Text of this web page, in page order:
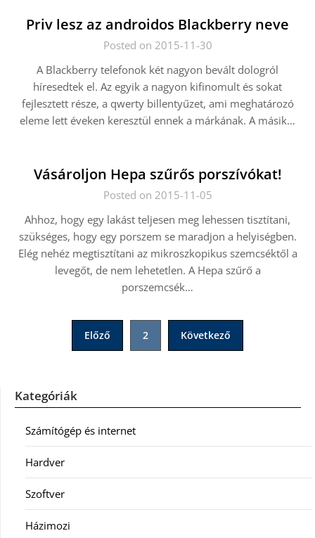
Priv lesz az androidos Blackberry neve
Posted on 2015-11-30
A Blackberry telefonok két nagyon bevált dologról
híresedtek el. Az egyik a nagyon kifinomult és sokat
fejlesztett része, a qwerty billentyűzet, ami meghatározó
eleme lett éveken keresztül ennek a márkának. A másik…
Vásároljon Hepa szűrős porszívókat!
Posted on 2015-11-05
Ahhoz, hogy egy lakást teljesen meg lehessen tisztítani,
szükséges, hogy egy porszem se maradjon a helyiségben.
Elég nehéz megtisztítani az mikroszkopikus szemcséktől a
levegőt, de nem lehetetlen. A Hepa szűrő a
porszemcsék…
BejegyzésekElőző 2 Következő
Kategóriák
Számítógép és internet
Hardver
Szoftver
Házimozi